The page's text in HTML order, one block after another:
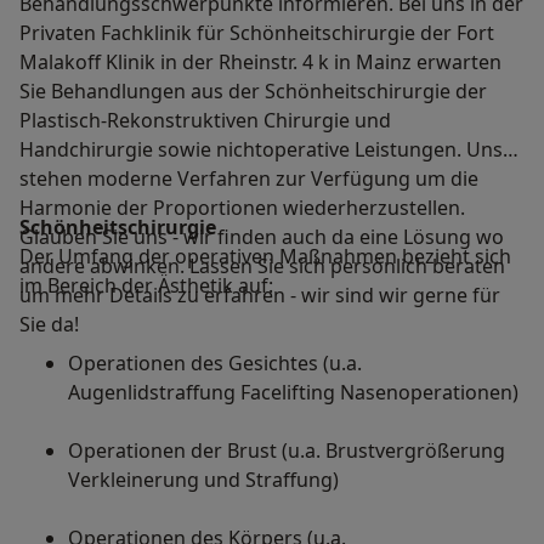
Privaten Fachklinik für Schönheitschirurgie der Fort
Malakoff Klinik in der Rheinstr. 4 k in Mainz erwarten
Sie Behandlungen aus der Schönheitschirurgie der
Plastisch-Rekonstruktiven Chirurgie und
Handchirurgie sowie nichtoperative Leistungen. Uns
stehen moderne Verfahren zur Verfügung um die
Harmonie der Proportionen wiederherzustellen.
Glauben Sie uns - wir finden auch da eine Lösung wo
andere abwinken. Lassen Sie sich persönlich beraten
um mehr Details zu erfahren - wir sind wir gerne für
Sie da!
Schönheitschirurgie
Der Umfang der operativen Maßnahmen bezieht sich
im Bereich der Ästhetik auf:
Operationen des Gesichtes (u.a.
Augenlidstraffung​​​​​​​ Facelifting Nasenoperationen)
Operationen der Brust (u.a. Brustvergrößerung
Verkleinerung und Straffung)
Operationen des Körpers (u.a.